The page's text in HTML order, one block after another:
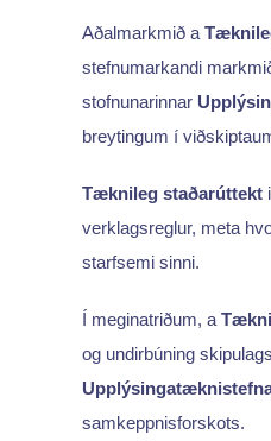
Aðalmarkmið a
stefnumarkandi
stofnunarinnar
breytingum í
Tæknileg staðarúttekt
verklagsreglur, meta
starfsemi sinni.
Í meginatriðum, a
og undirbúning
samkeppnisforskots.